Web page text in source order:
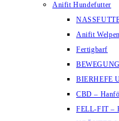
Anifit Hundefutter
Anifit
Fertigbarf
BIERHEFE
CBD –
FELL-FIT –